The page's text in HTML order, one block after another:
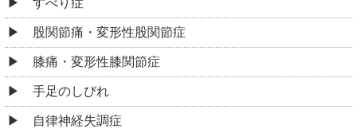
すべり症
股関節痛・変形性股関節症
膝痛・変形性膝関節症
手足のしびれ
自律神経失調症